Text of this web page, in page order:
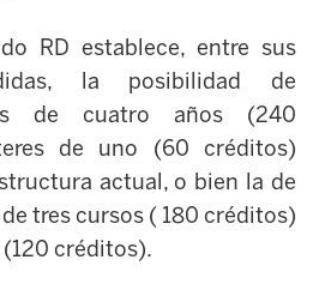
RD establece, entre sus
la posibilidad de
de cuatro años (240
de uno (60 créditos)
actual, o bien la de
tres cursos ( 180 créditos)
créditos).